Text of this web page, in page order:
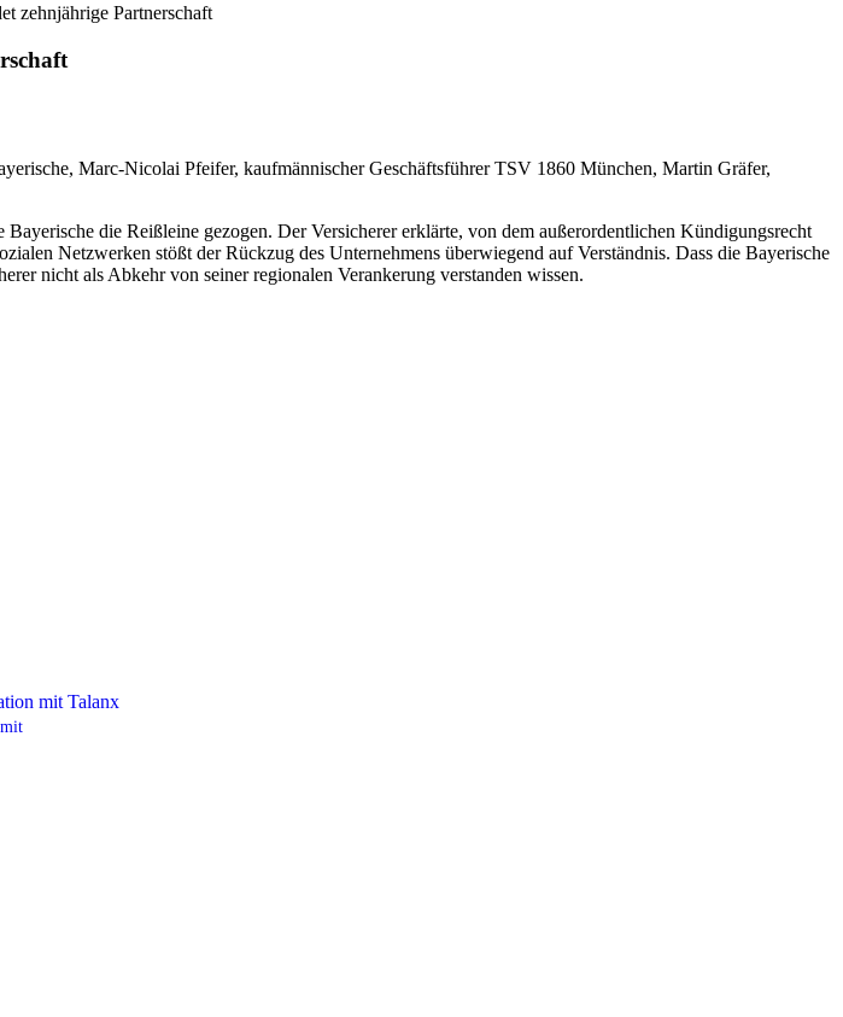
zehnjährige Partnerschaft
Marc-Nicolai Pfeifer, kaufmännischer Geschäftsführer TSV 1860 München, Martin Gräfer,
die Reißleine gezogen. Der Versicherer erklärte, von dem außerordentlichen Kündigungsrecht
Netzwerken stößt der Rückzug des Unternehmens überwiegend auf Verständnis. Dass die Bayerische
nicht als Abkehr von seiner regionalen Verankerung verstanden wissen.